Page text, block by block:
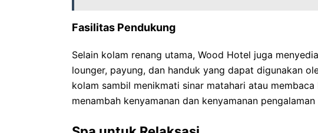
Fasilitas Pendukung
Selain kolam renang utama, Wood Hotel juga
lounger, payung, dan handuk yang dapat digunakan
kolam sambil menikmati sinar matahari atau
menambah kenyamanan dan kenyamanan